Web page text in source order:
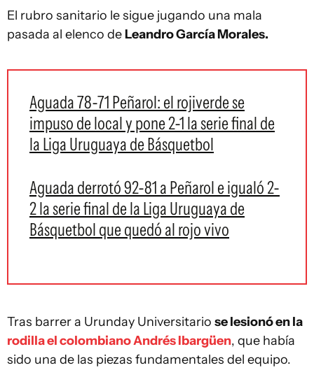
El rubro sanitario le sigue jugando una mala
pasada al elenco de Leandro García Morales.
Aguada 78-71 Peñarol: el rojiverde se
impuso de local y pone 2-1 la serie final de
la Liga Uruguaya de Básquetbol
Aguada derrotó 92-81 a Peñarol e igualó 2-
2 la serie final de la Liga Uruguaya de
Básquetbol que quedó al rojo vivo
Tras barrer a Urunday Universitario se lesionó en la
rodilla el colombiano Andrés Ibargüen, que había
sido una de las piezas fundamentales del equipo.